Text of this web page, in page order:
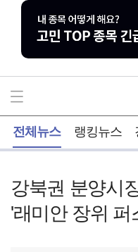
전체뉴스 랭킹뉴스
강북권 분양시
'래미안 장위 퍼